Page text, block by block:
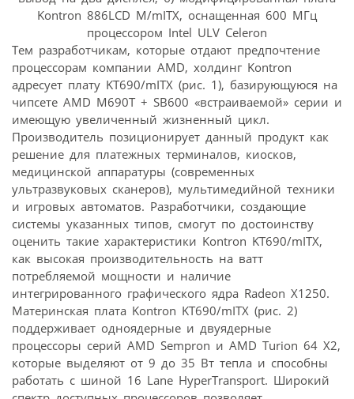
Kontron 886LCD M/mITX, оснащенная 600 МГц
процессором Intel ULV Celeron
Тем разработчикам, которые отдают предпочтение
процессорам компании AMD, холдинг Kontron
адресует плату KT690/mITX (рис. 1), базирующуюся на
чипсете AMD M690T + SB600 «встраиваемой» серии и
имеющую увеличенный жизненный цикл.
Производитель позиционирует данный продукт как
решение для платежных терминалов, киосков,
медицинской аппаратуры (современных
ультразвуковых сканеров), мультимедийной техники
и игровых автоматов. Разработчики, создающие
системы указанных типов, смогут по достоинству
оценить такие характеристики Kontron KT690/mITX,
как высокая производительность на ватт
потребляемой мощности и наличие
интегрированного графического ядра Radeon X1250.
Материнская плата Kontron KT690/mITX (рис. 2)
поддерживает одноядерные и двуядерные
процессоры серий AMD Sempron и AMD Turion 64 X2,
которые выделяют от 9 до 35 Вт тепла и способны
работать с шиной 16 Lane HyperTransport. Широкий